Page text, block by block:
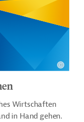
Wirtschaften
in Hand gehen.